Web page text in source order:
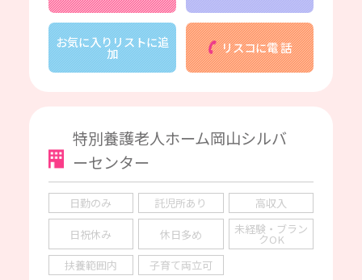
お気に入りリストに追
加 リスコに電 話
特別養護老人ホーム岡山シルバ
ーセンター
日勤のみ 託児所あり 高収入
日祝休み 休日多め 未経験・ブラン
クOK
扶養範囲内
子育て両立可